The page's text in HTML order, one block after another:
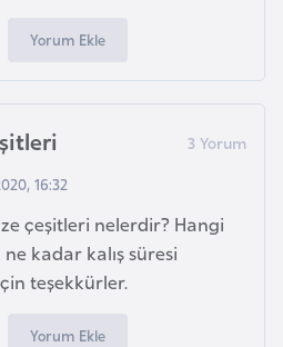
Yorum Ekle
16:32
çeşitleri nelerdir? Hangi
kadar kalış süresi
teşekkürler.
Yorum Ekle